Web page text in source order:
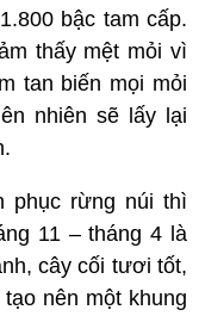
bậc tam cấp.
thấy mệt mỏi vì
tan biến mọi mỏi
nhiên sẽ lấy lại
phục rừng núi thì
11 – tháng 4 là
cây cối tươi tốt,
nên một khung